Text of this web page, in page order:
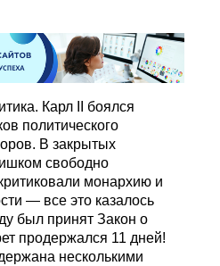
Карл II боялся
политического
В закрытых
свободно
монархию и
— все это казалось
был принят Закон о
продержался 11 дней!
несколькими